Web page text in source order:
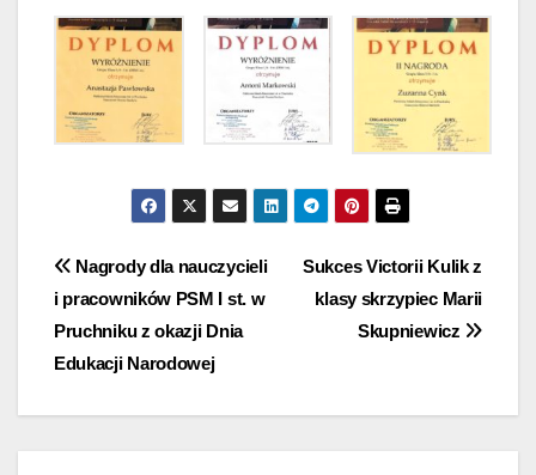
Nawigacja
wpisu
Sukces Victorii Kulik z
klasy skrzypiec Marii
Skupniewicz
Nagrody dla nauczycieli
i pracowników PSM I st. w
Pruchniku z okazji Dnia
Edukacji Narodowej